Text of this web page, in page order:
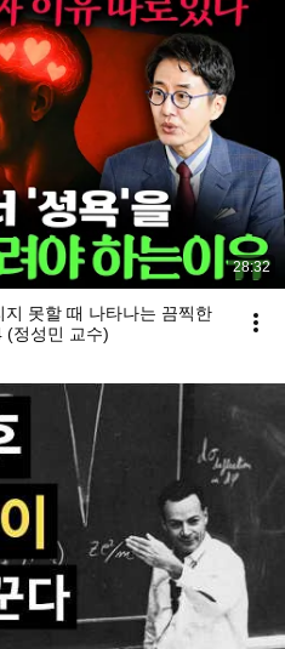
28:32
못할 때 나타나는 끔찍한
(정성민 교수)